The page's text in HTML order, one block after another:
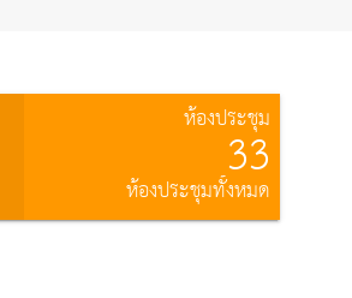
ห้องประชุม
33
ห้องประชุมทั้งหมด